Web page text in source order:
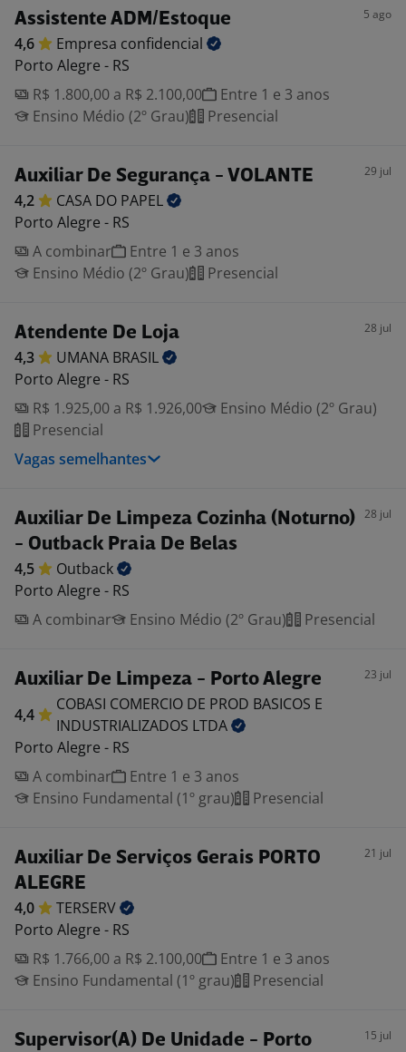
Assistente ADM/Estoque 5 ago
4,6 Empresa confidencial
Porto Alegre - RS
R$ 1.800,00 a R$ 2.100,00
Entre 1 e 3 anos
Ensino Médio (2º Grau)
Presencial
Auxiliar De Segurança - VOLANTE 29 jul
4,2 CASA DO PAPEL
Porto Alegre - RS
A combinar
Entre 1 e 3 anos
Ensino Médio (2º Grau)
Presencial
Atendente De Loja 28 jul
4,3 UMANA BRASIL
Porto Alegre - RS
R$ 1.925,00 a R$ 1.926,00
Ensino Médio (2º Grau)
Presencial
Vagas semelhantes
Auxiliar De Limpeza Cozinha (Noturno)
- Outback Praia De Belas
28 jul
4,5
Outback
Porto Alegre - RS
A combinar
Ensino Médio (2º Grau) Presencial
Auxiliar De Limpeza - Porto Alegre 23 jul
4,4
COBASI COMERCIO DE PROD BASICOS E
INDUSTRIALIZADOS LTDA
Porto Alegre - RS
A combinar
Entre 1 e 3 anos
Ensino Fundamental (1º grau)
Presencial
Auxiliar De Serviços Gerais PORTO
ALEGRE
21 jul
4,0
TERSERV
Porto Alegre - RS
R$ 1.766,00 a R$ 2.100,00
Entre 1 e 3 anos
Ensino Fundamental (1º grau)
Presencial
Supervisor(A) De Unidade - Porto
15 jul